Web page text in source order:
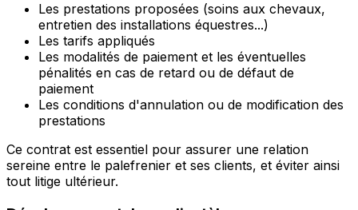
Les prestations proposées (soins aux chevaux,
entretien des installations équestres...)
Les tarifs appliqués
Les modalités de paiement et les éventuelles
pénalités en cas de retard ou de défaut de
paiement
Les conditions d'annulation ou de modification des
prestations
Ce contrat est essentiel pour assurer une relation
sereine entre le palefrenier et ses clients, et éviter ainsi
tout litige ultérieur.